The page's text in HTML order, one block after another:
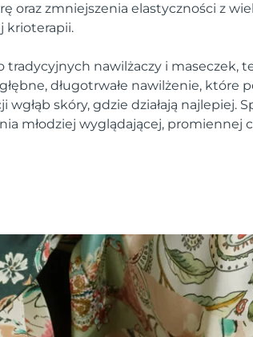
oraz zmniejszenia elastyczności z
krioterapii.
nawilżaczy i maseczek,
długotrwałe nawilżenie, które
skóry, gdzie działają najlepiej.
młodziej wyglądającej, promiennej